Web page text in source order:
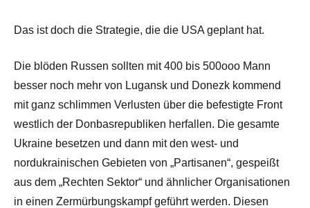
Das ist doch die Strategie, die die USA geplant hat.
Die blöden Russen sollten mit 400 bis 500ooo Mann
besser noch mehr von Lugansk und Donezk kommend
mit ganz schlimmen Verlusten über die befestigte Front
westlich der Donbasrepubliken herfallen. Die gesamte
Ukraine besetzen und dann mit den west- und
nordukrainischen Gebieten von „Partisanen“, gespeißt
aus dem „Rechten Sektor“ und ähnlicher Organisationen
in einen Zermürbungskampf geführt werden. Diesen